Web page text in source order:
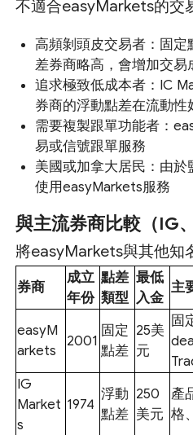
不適合easyMarkets的交
高頻剝頭皮交易者：固
差券商略高，會增加交易
追求極致低成本者：IC
券商的浮動點差在流動性
需要複製跟單功能者：
易或信號跟單服務
美國或加拿大居民：由
使用easyMarkets服務
與主流券商比較（IG
將easyMarkets與其他知
券商
成立
年份
點差
類型
最低
入金
主
easyM
arkets
2001
固定
點差
25美
元
固
IG
Market
s
1974
浮動
點差
250
美元
產
格